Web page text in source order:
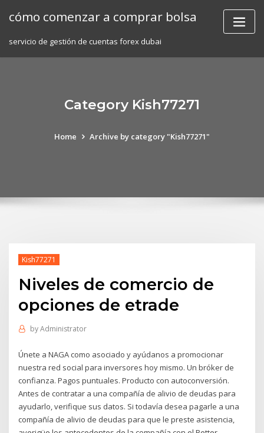
cómo comenzar a comprar bolsa
servicio de gestión de cuentas forex dubai
Category Kish77271
Home Archive by category "Kish77271"
Kish77271
Niveles de comercio de
opciones de etrade
byAdministrator
Únete a NAGA como asociado y ayúdanos a promocionar
nuestra red social para inversores hoy mismo. Un bróker de
confianza. Pagos puntuales. Producto con autoconversión.
Antes de contratar a una compañía de alivio de deudas para
ayudarlo, verifique sus datos. Si todavía desea pagarle a una
compañía de alivio de deudas para que le preste asistencia,